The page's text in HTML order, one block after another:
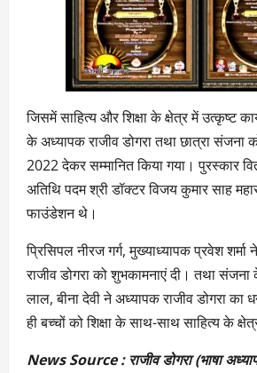
जिसमें साहित्य और शिक्षा के क्षेत्र में उत्कृष्ट
के अध्यापक राजीव डोगरा तथा छात्रा संजना
2022 देकर सम्मानित किया गया। पुरस्कार
अतिथि पदम श्री डॉक्टर विजय कुमार साह
फाउंडेशन थे।
प्रिसिपल नीरज गर्ग, मुख्याध्यापक प्रवेश
राजीव डोगरा को शुभकामनाएं दी। तथा संजना
लाल, बीना देवी ने अध्यापक राजीव डोगरा का
ही बच्चों को शिक्षा के साथ-साथ साहित्य के
News Source : राजीव डोगरा (भाषा